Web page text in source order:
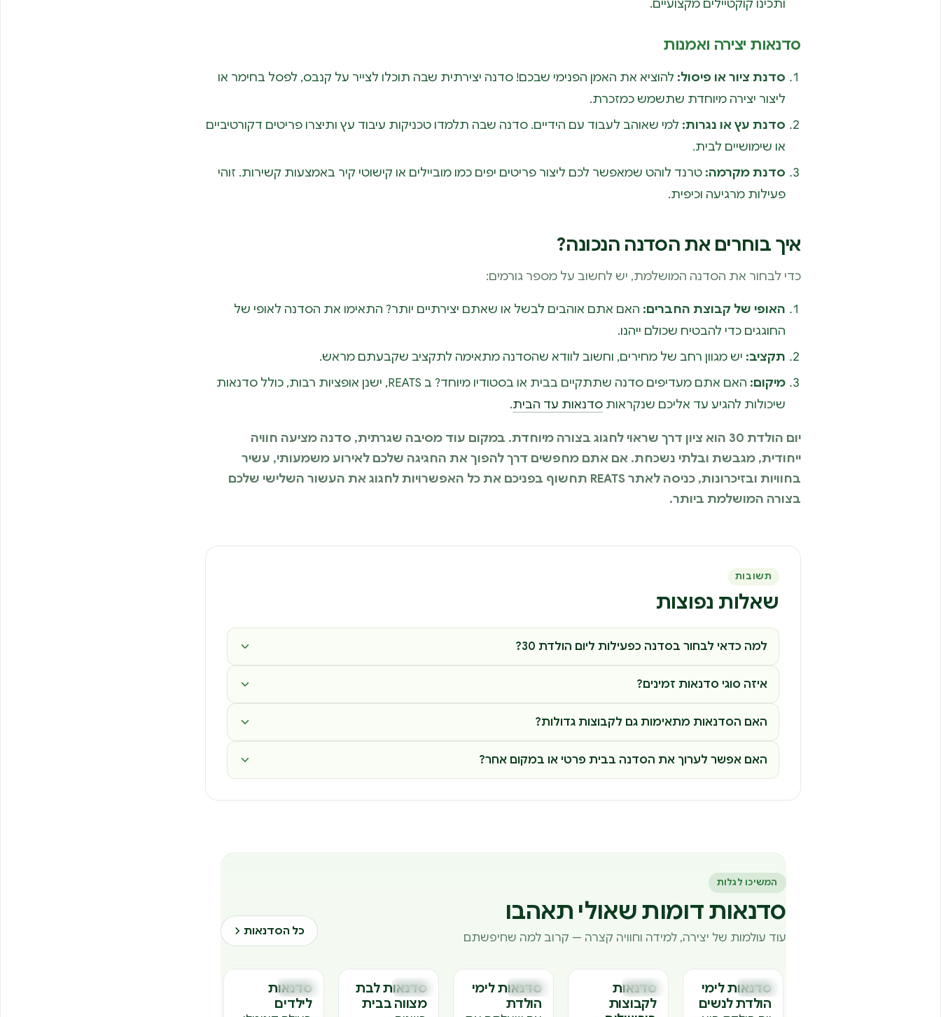
ותכינו קוקטיילים מקצועיים.
סדנאות יצירה ואמנות
סדנת ציור או פיסול: להוציא את האמן הפנימי שבכם! סדנה יצירתית שבה תוכלו לצייר על קנבס, לפסל בחימר או
ליצור יצירה מיוחדת שתשמש כמזכרת.
סדנת עץ או נגרות: למי שאוהב לעבוד עם הידיים. סדנה שבה תלמדו טכניקות עיבוד עץ ותיצרו פריטים דקורטיביים
או שימושיים לבית.
סדנת מקרמה: טרנד לוהט שמאפשר לכם ליצור פריטים יפים כמו מוביילים או קישוטי קיר באמצעות קשירות. זוהי
פעילות מרגיעה וכיפית.
איך בוחרים את הסדנה הנכונה?
כדי לבחור את הסדנה המושלמת, יש לחשוב על מספר גורמים:
האופי של קבוצת החברים: האם אתם אוהבים לבשל או שאתם יצירתיים יותר? התאימו את הסדנה לאופי של
החוגגים כדי להבטיח שכולם ייהנו.
תקציב: יש מגוון רחב של מחירים, וחשוב לוודא שהסדנה מתאימה לתקציב שקבעתם מראש.
מיקום:
האם אתם מעדיפים סדנה שתתקיים בבית או בסטודיו מיוחד? ב REATS, ישנן אופציות רבות, כולל סדנאות
שיכולות להגיע עד אליכם שנקראות סדנאות עד הבית.
יום הולדת 30 הוא ציון דרך שראוי לחגוג בצורה מיוחדת. במקום עוד מסיבה שגרתית, סדנה מציעה חוויה
ייחודית, מגבשת ובלתי נשכחת. אם אתם מחפשים דרך להפוך את החגיגה שלכם לאירוע משמעותי, עשיר
בחוויות ובזיכרונות, כניסה לאתר REATS תחשוף בפניכם את כל האפשרויות לחגוג את העשור השלישי שלכם
בצורה המושלמת ביותר.
תשובות
שאלות נפוצות
למה כדאי לבחור בסדנה כפעילות ליום הולדת 30?
איזה סוגי סדנאות זמינים?
האם הסדנאות מתאימות גם לקבוצות גדולות?
האם אפשר לערוך את הסדנה בבית פרטי או במקום אחר?
המשיכו לגלות
סדנאות דומות שאולי תאהבו
עוד עולמות של יצירה, למידה וחוויה קצרה — קרוב למה שחיפשתם כל הסדנאות
ס
סדנאות
סדנאות לימי
הולדת לנשים
ס
סדנאות
סדנאות
לקבוצות
ס
סדנאות
סדנאות לימי
הולדת
ס
סדנאות
סדנאות לבת
מצווה בבית
ס
סדנאות
סדנאות
לילדים